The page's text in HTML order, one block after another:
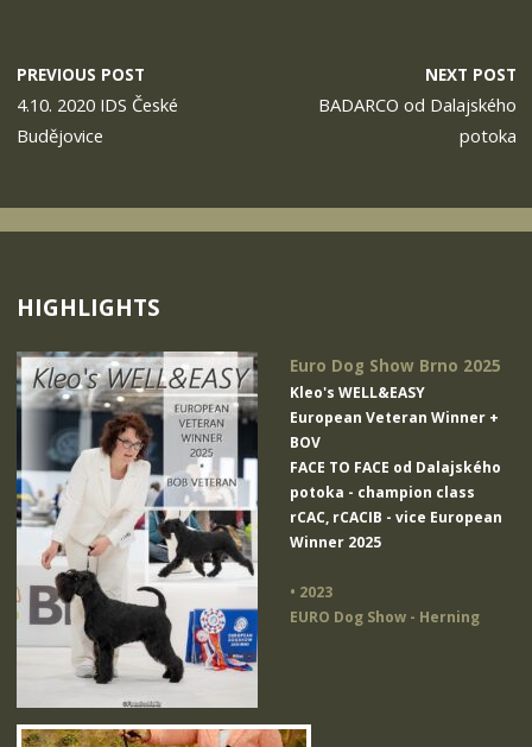
PREVIOUS POST
4.10. 2020 IDS České
Budějovice
NEXT POST
BADARCO od Dalajského
potoka
HIGHLIGHTS
Euro Dog Show Brno 2025
Kleo's WELL&EASY
European Veteran Winner +
BOV
FACE TO FACE od Dalajského
potoka - champion class
rCAC, rCACIB - vice European
Winner 2025
• 2023
EURO Dog Show - Herning